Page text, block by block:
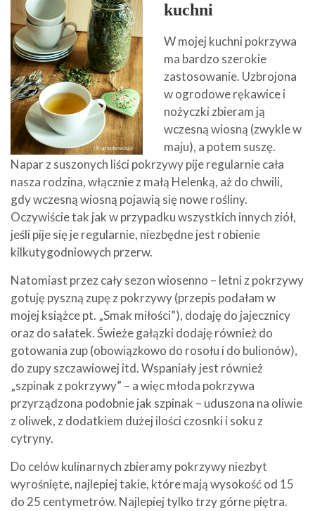
kuchni
W mojej kuchni pokrzywa
ma bardzo szerokie
zastosowanie. Uzbrojona
w ogrodowe rękawice i
nożyczki zbieram ją
wczesną wiosną (zwykle w
maju), a potem suszę.
Napar z suszonych liści pokrzywy pije regularnie cała
nasza rodzina, włącznie z małą Helenką, aż do chwili,
gdy wczesną wiosną pojawią się nowe rośliny.
Oczywiście tak jak w przypadku wszystkich innych ziół,
jeśli pije się je regularnie, niezbędne jest robienie
kilkutygodniowych przerw.
Natomiast przez cały sezon wiosenno – letni z pokrzywy
gotuję pyszną zupę z pokrzywy (przepis podałam w
mojej książce pt. „Smak miłości”), dodaję do jajecznicy
oraz do sałatek. Świeże gałązki dodaję również do
gotowania zup (obowiązkowo do rosołu i do bulionów),
do zupy szczawiowej itd. Wspaniały jest również
„szpinak z pokrzywy” – a więc młoda pokrzywa
przyrządzona podobnie jak szpinak – uduszona na oliwie
z oliwek, z dodatkiem dużej ilości czosnki i soku z
cytryny.
Do celów kulinarnych zbieramy pokrzywy niezbyt
wyrośnięte, najlepiej takie, które mają wysokość od 15
do 25 centymetrów. Najlepiej tylko trzy górne piętra.